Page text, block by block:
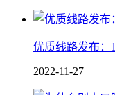
优质线路发布：
2022-11-27